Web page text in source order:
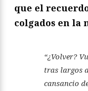
que el
colgados en la
“¿Volver?
tras largos
cansancio